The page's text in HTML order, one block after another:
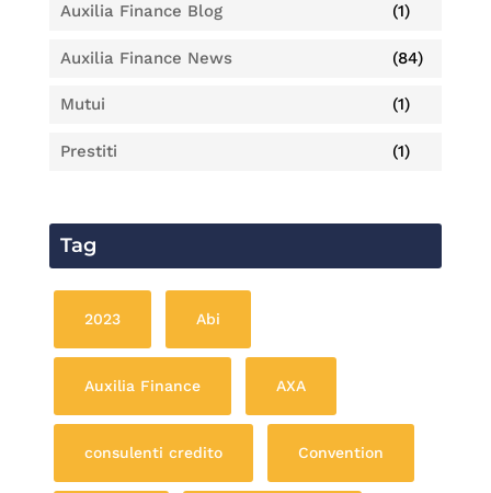
Auxilia Finance Blog (1)
Auxilia Finance News (84)
Mutui (1)
Prestiti (1)
Tag
2023 Abi
Auxilia Finance AXA
consulenti credito Convention